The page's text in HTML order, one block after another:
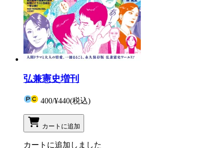
弘兼憲史増刊
400/¥440(税込)
カートに追加
カートに追加しました